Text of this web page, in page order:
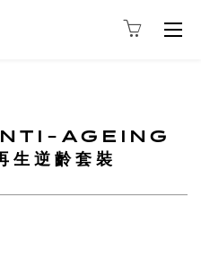
AGEING
逆齡套裝